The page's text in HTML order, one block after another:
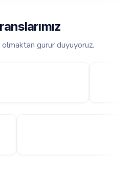
olmaktan gurur duyuyoruz.